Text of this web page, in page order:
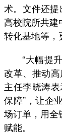
术。文件还提
高校院所共建
转化基地等，
“大幅提升
改革、推动
主任李晓涛
保障”，让企
场订单，用全
赋能。